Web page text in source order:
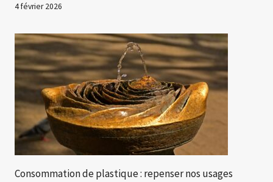
4 février 2026
Consommation de plastique : repenser nos usages